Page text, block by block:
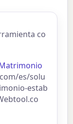
co
es/solu
estab